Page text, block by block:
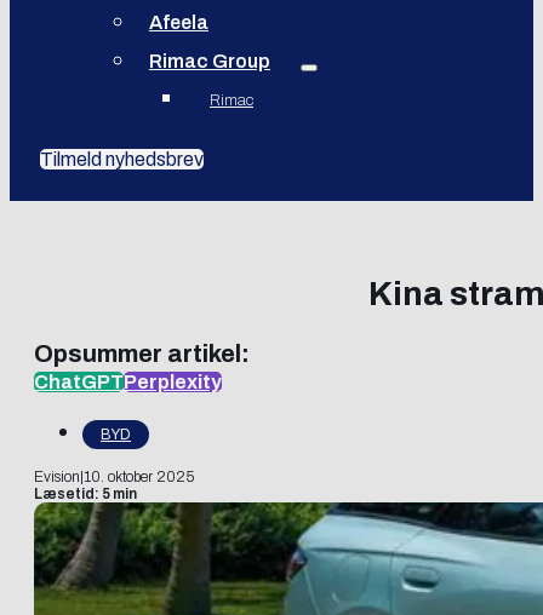
Afeela
Rimac Group
Rimac
Tilmeld nyhedsbrev
Kina
Opsummer artikel:
ChatGPTPerplexity
BYD
Evision 10. oktober 2025
Læsetid: 5 min